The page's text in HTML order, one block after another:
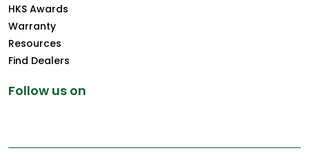
HKS Awards
Warranty
Resources
Find Dealers
Follow us on